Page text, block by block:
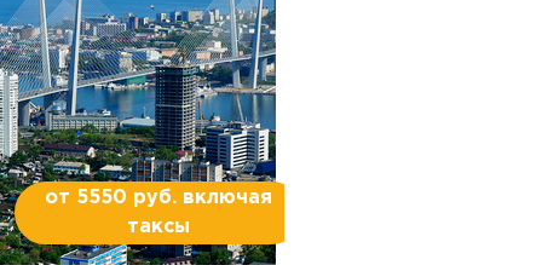
от 5550 руб. включая
таксы